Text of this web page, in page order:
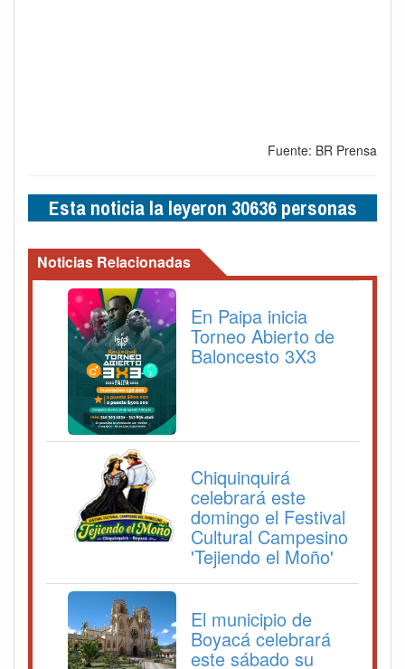
Fuente: BR Prensa
Esta noticia la leyeron 30636 personas
Noticias Relacionadas
En Paipa inicia
Torneo Abierto de
Baloncesto 3X3
Chiquinquirá
celebrará este
domingo el Festival
Cultural Campesino
'Tejiendo el Moño'
El municipio de
Boyacá celebrará
este sábado su